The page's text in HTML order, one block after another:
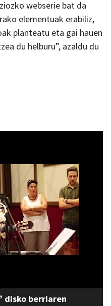
webserie bat da
elementuak erabiliz,
planteatu eta gai hauen
du helburu”, azaldu du
disko berriaren